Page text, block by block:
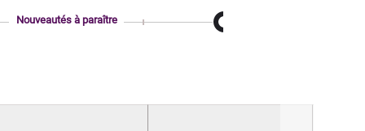
Nouveautés à paraître